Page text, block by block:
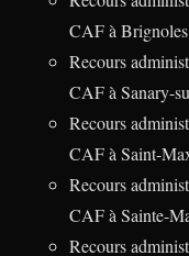
CAF à
Recours
CAF à Sanary-
Recours
CAF à Saint-
Recours
CAF à Sainte-
Recours